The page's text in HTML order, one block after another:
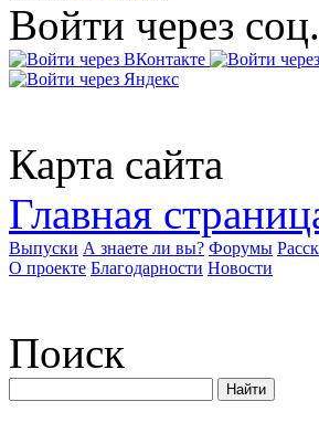
Войти через
Карта сайта
Главная
Выпуски А знаете ли вы? Форумы
О проекте Благодарности Новости
Поиск
Найти